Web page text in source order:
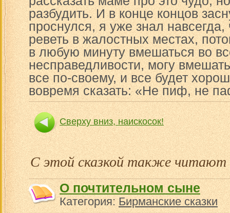
разбудить. И в конце концов
проснулся, я уже знал
реветь в жалостных местах,
в любую минуту вмешаться во
несправедливости, могу
все по-своему, и все будет
вовремя сказать: «Не пиф, не
Сверху вниз, наискосок!
С этой сказкой также читают
О почтительном сыне
Категория:Бирманские сказки